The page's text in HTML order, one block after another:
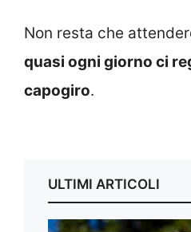
Non resta che
quasi ogni giorno ci
capogiro.
ULTIMI ARTICOLI